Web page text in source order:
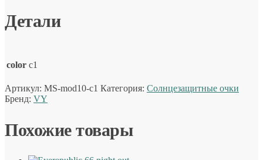
Детали
color c1
Артикул: MS-mod10-c1 Категория: Солнцезащитные очки
Бренд: VY
Похожие товары